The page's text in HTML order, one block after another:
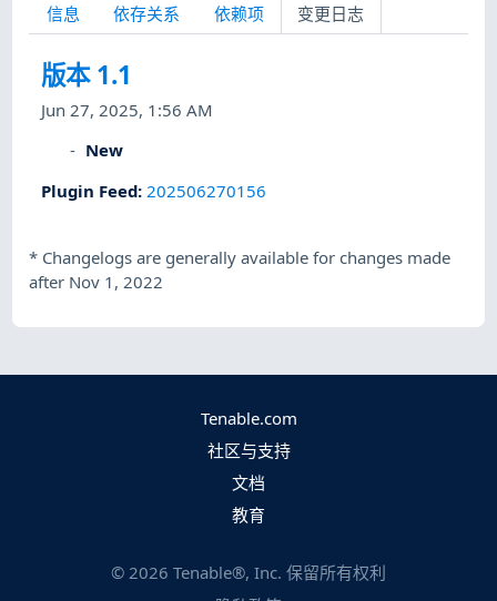
信息 依存关系 依赖项 变更日志
版本 1.1
Jun 27, 2025, 1:56 AM
New
Plugin Feed: 202506270156
* Changelogs are generally available for changes made
after Nov 1, 2022
Tenable.com
社区与支持
文档
教育
© 2026 Tenable®, Inc. 保留所有权利